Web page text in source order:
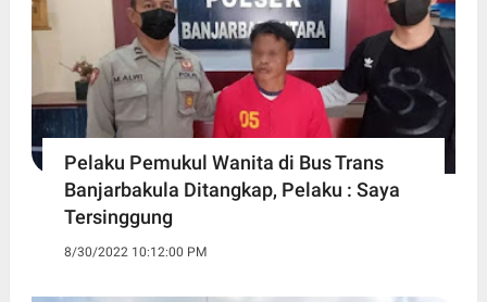
Pelaku Pemukul Wanita di Bus Trans
Banjarbakula Ditangkap, Pelaku : Saya
Tersinggung
8/30/2022 10:12:00 PM